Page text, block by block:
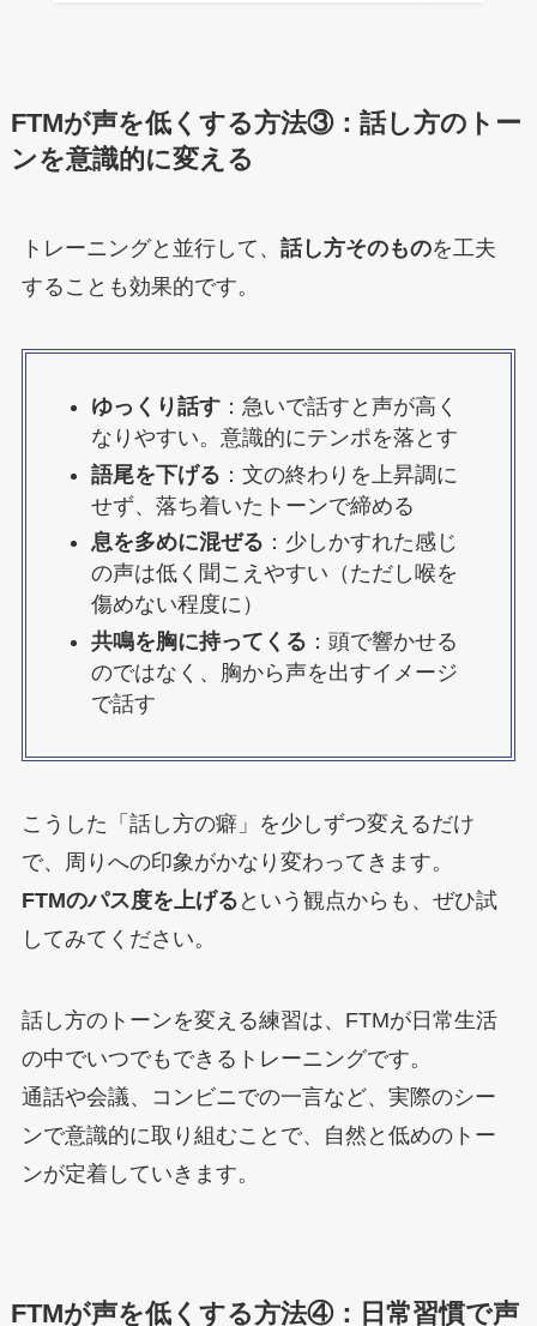
FTMが声を低くする方法③：話し方のトー
ンを意識的に変える
トレーニングと並行して、 話し方そのものを工夫
することも効果的です。
ゆっくり話す：急いで話すと声が高く
なりやすい。意識的にテンポを落とす
語尾を下げる ：文の終わりを上昇調に
せず、落ち着いたトーンで締める
息を多めに混ぜる ：少しかすれた感じ
の声は低く聞こえやすい（ただし喉を
傷めない程度に）
共鳴を胸に持ってくる ：頭で響かせる
のではなく、胸から声を出すイメージ
で話す
こうした「話し方の癖」を少しずつ変えるだけ
で、周りへの印象がかなり変わってきます。
FTMのパス度を上げる という観点からも、ぜひ試
してみてください。
話し方のトーンを変える練習は、FTMが日常生活
の中でいつでもできるトレーニングです。
通話や会議、コンビニでの一言など、実際のシー
ンで意識的に取り組むことで、自然と低めのトー
ンが定着していきます。
FTMが声を低くする方法④：日常習慣で声